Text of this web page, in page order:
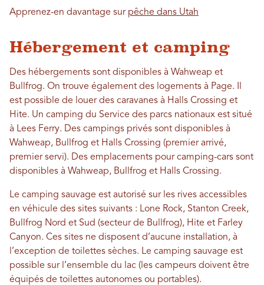
Apprenez-en davantage sur pêche dans Utah
Hébergement et camping
Des hébergements sont disponibles à Wahweap et
Bullfrog. On trouve également des logements à Page. Il
est possible de louer des caravanes à Halls Crossing et
Hite. Un camping du Service des parcs nationaux est situé
à Lees Ferry. Des campings privés sont disponibles à
Wahweap, Bullfrog et Halls Crossing (premier arrivé,
premier servi). Des emplacements pour camping-cars sont
disponibles à Wahweap, Bullfrog et Halls Crossing.
Le camping sauvage est autorisé sur les rives accessibles
en véhicule des sites suivants : Lone Rock, Stanton Creek,
Bullfrog Nord et Sud (secteur de Bullfrog), Hite et Farley
Canyon. Ces sites ne disposent d’aucune installation, à
l’exception de toilettes sèches. Le camping sauvage est
possible sur l’ensemble du lac (les campeurs doivent être
équipés de toilettes autonomes ou portables).